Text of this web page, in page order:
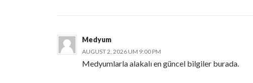
Medyum
AUGUST 2, 2026 UM 9:00 PM
Medyumlarla alakalı en güncel bilgiler burada.